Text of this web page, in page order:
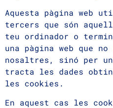
Aquesta pàgina web
tercers que són
teu ordinador o
una pàgina web que
nosaltres, sinó per
tracta les dades
les cookies.
En aquest cas les